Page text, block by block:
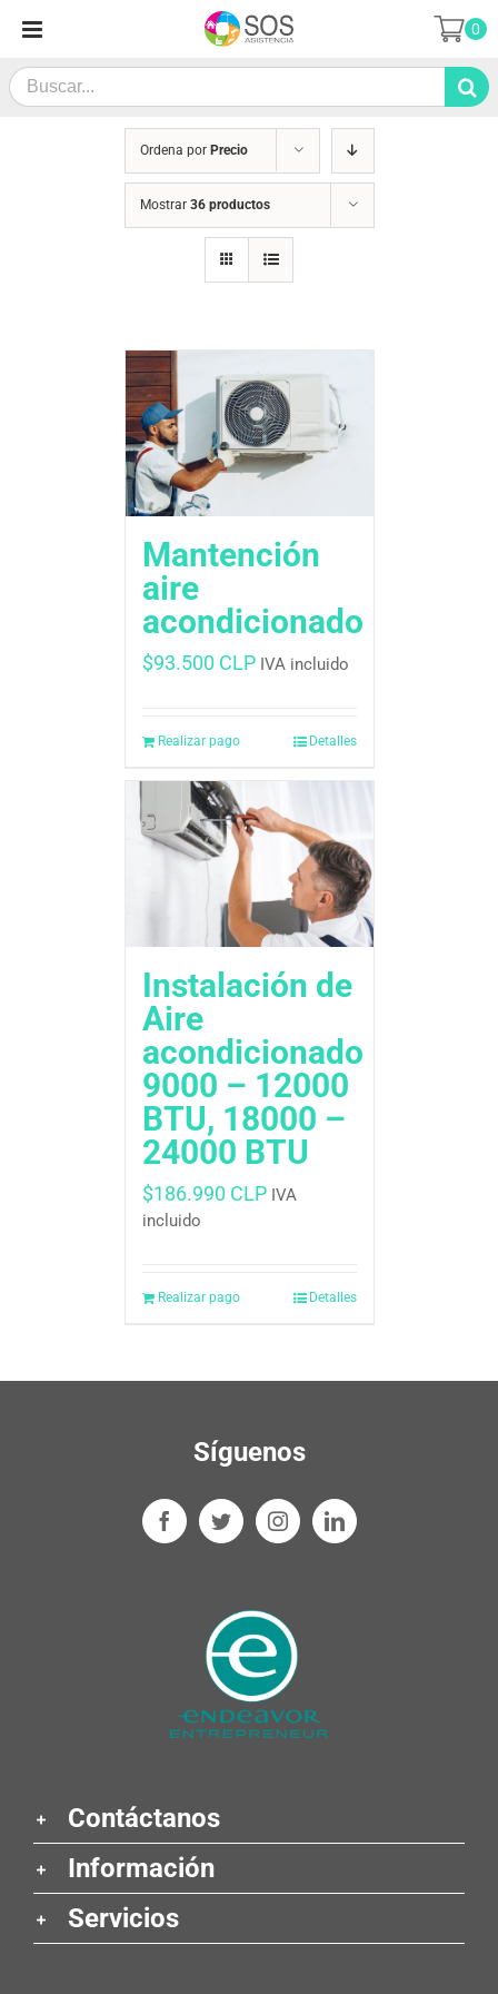
contenido
Search
for:
0
Ordena por Precio
Mostrar 36 productos
Mantención
aire
acondicionado
$93.500 CLP IVA incluido
Realizar pago Detalles
Instalación de
Aire
acondicionado
9000 – 12000
BTU, 18000 –
24000 BTU
$186.990 CLP IVA
incluido
Realizar pago Detalles
Síguenos
Contáctanos
Información
Servicios